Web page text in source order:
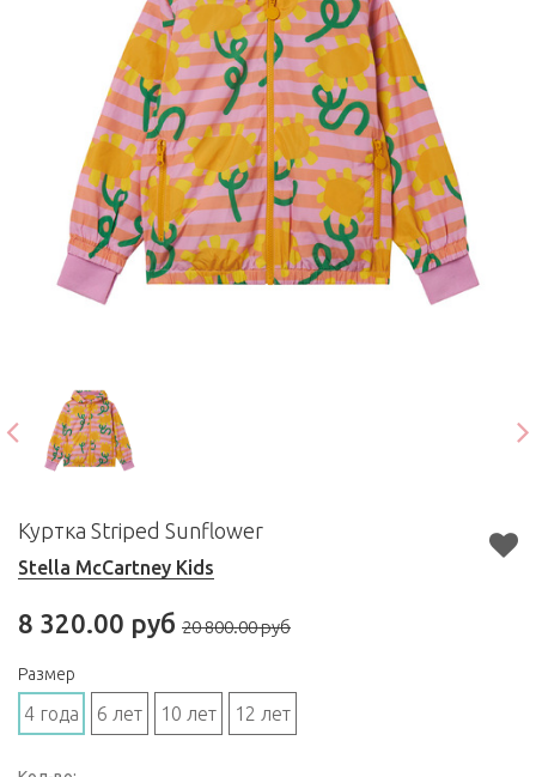
Куртка Striped Sunflower
Stella McCartney Kids
8 320.00 руб 20 800.00 руб
Размер
4 года 6 лет 10 лет 12 лет